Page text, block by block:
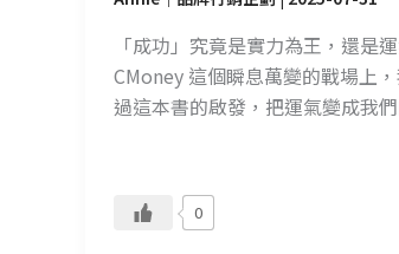
「成功」究竟是實力為王，還是
CMoney 這個瞬息萬變的戰場上
過這本書的啟發，把運氣變成我
0